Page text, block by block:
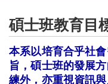
碩士班教育目
本系以培育合乎社
旨，碩士班的發展
練外，亦重視資訊